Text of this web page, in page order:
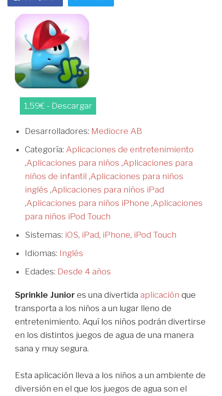
1,59€ - Descargar
Desarrolladores: Mediocre AB
Categoría: Aplicaciones de entretenimiento
,Aplicaciones para niños ,Aplicaciones para
niños de infantil ,Aplicaciones para niños
inglés ,Aplicaciones para niños iPad
,Aplicaciones para niños iPhone ,Aplicaciones
para niños iPod Touch
Sistemas: iOS, iPad, iPhone, iPod Touch
Idiomas: Inglés
Edades: Desde 4 años
Sprinkle Junior es una divertida aplicación que
transporta a los niños a un lugar lleno de
entretenimiento. Aquí los niños podrán divertirse
en los distintos juegos de agua de una manera
sana y muy segura.
Esta aplicación lleva a los niños a un ambiente de
diversión en el que los juegos de agua son el